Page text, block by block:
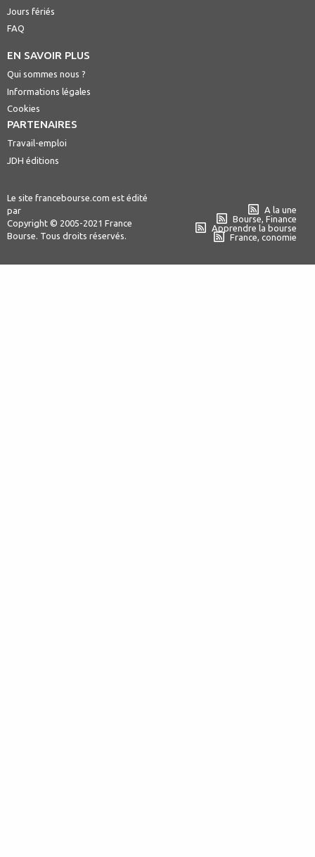
Jours fériés
FAQ
EN SAVOIR PLUS
Qui sommes nous ?
Informations légales
Cookies
PARTENAIRES
Travail-emploi
JDH éditions
Le site francebourse.com est édité
par
Copyright © 2005-2021 France
Bourse. Tous droits réservés.
A la une
Bourse, Finance
Apprendre la bourse
France, conomie